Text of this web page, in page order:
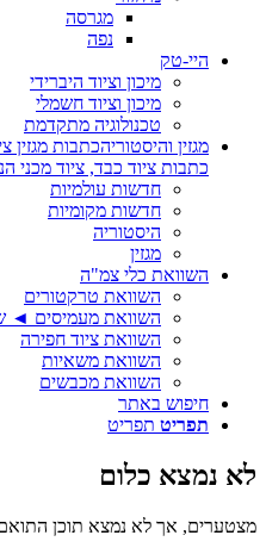
מגרסה
נפה
היי-טק
מיכון וציוד היברידי
מיכון וציוד חשמלי
טכנולוגיה מתקדמת
מגזין והיסטוריהכתבות מגזין
כתבות ציוד כבד, ציוד מכני
חדשות עולמיות
חדשות מקומיות
היסטוריה
מגזין
השוואת כלי צמ"ה
השוואת טרקטורים
השוואת מעמיסים ◄
השוואת ציוד חפירה
השוואת משאיות
השוואת מכבשים
חיפוש באתר
תפריט תפריט
לא נמצא כלום
מצטערים, אך לא נמצא תוכן